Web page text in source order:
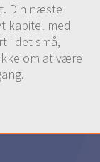
Din næste
kapitel med
i det små,
om at være